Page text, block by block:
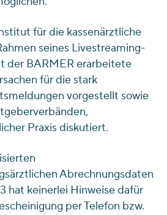
für die kassenärztliche
seines Livestreaming-
der BARMER erarbeitete
für die stark
vorgestellt sowie
Praxis diskutiert.
Abrechnungsdaten
hat keinerlei Hinweise dafür
per Telefon bzw.